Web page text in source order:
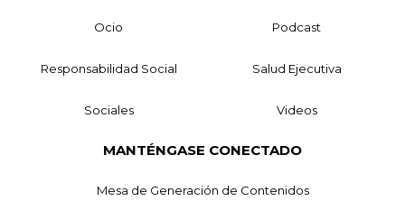
Ocio Podcast
Responsabilidad Social Salud Ejecutiva
Sociales Videos
MANTÉNGASE CONECTADO
Mesa de Generación de Contenidos